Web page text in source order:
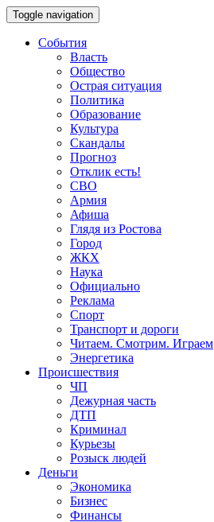
Toggle navigation
События
Власть
Общество
Острая ситуация
Политика
Образование
Культура
Скандалы
Прогноз
Отклик есть!
СВО
Армия
Афиша
Глядя из Ростова
Город
ЖКХ
Наука
Официально
Реклама
Спорт
Транспорт и дороги
Читаем. Смотрим. Играем
Энергетика
Происшествия
ЧП
Дежурная часть
ДТП
Криминал
Курьезы
Розыск людей
Деньги
Экономика
Бизнес
Финансы